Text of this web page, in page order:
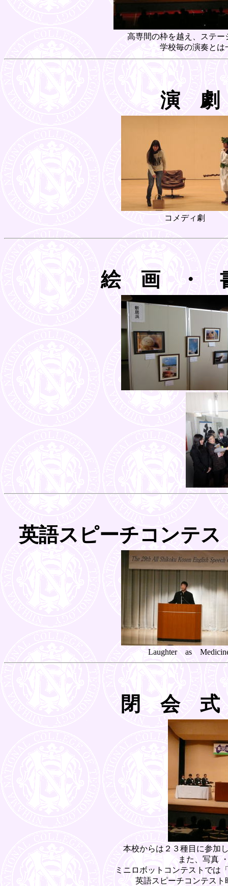
高専間の枠を越え、ステ
学校毎の演奏とは
演 劇
コメディ劇
絵 画 ・
英語スピーチコンテ
Laughter as
閉 会
本校からは２３種目に参加
また、写真
ミニロボットコンテストでは
英語スピーチコンテス